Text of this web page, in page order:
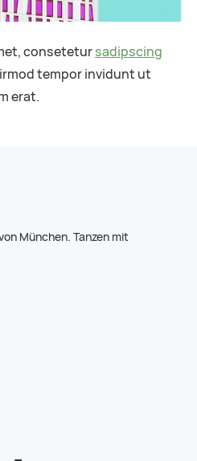
consetetursadipscing
tempor invidunt ut
erat.
München. Tanzen mit